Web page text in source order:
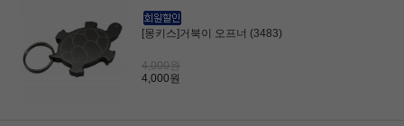
[몽키스]거북이 오프너 (3483)
4,000원
4,000원